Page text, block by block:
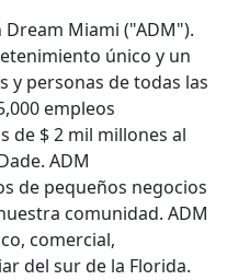
Miami ("ADM").
único y un
y personas de todas las
empleos
de $ 2 mil millones al
ADM
de pequeños negocios
comunidad. ADM
comercial,
del sur de la Florida.